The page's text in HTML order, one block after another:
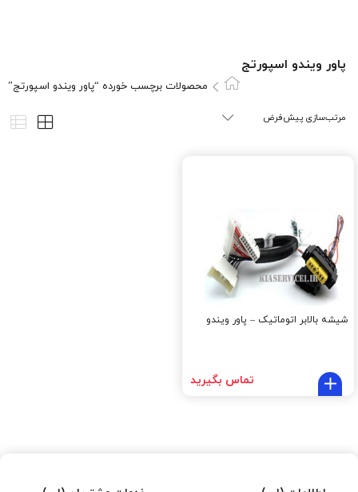
پاور ويندو اسپورتج
محصولات برچسب خورده “پاور ويندو اسپورتج”
شیشه بالابر اتوماتیک – پاور ویندو
تماس بگیرید